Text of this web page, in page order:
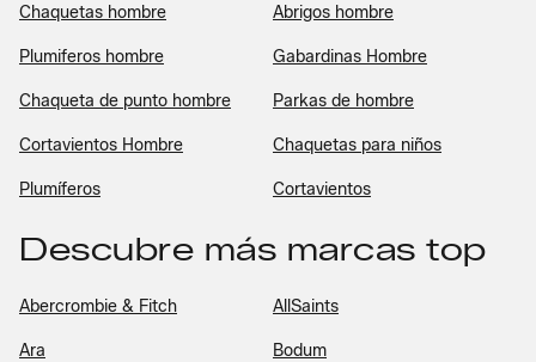
Chaquetas hombre Abrigos hombre
Plumiferos hombre Gabardinas Hombre
Chaqueta de punto hombre Parkas de hombre
Cortavientos Hombre Chaquetas para niños
Plumíferos Cortavientos
Descubre más marcas top
Abercrombie & Fitch AllSaints
Ara Bodum